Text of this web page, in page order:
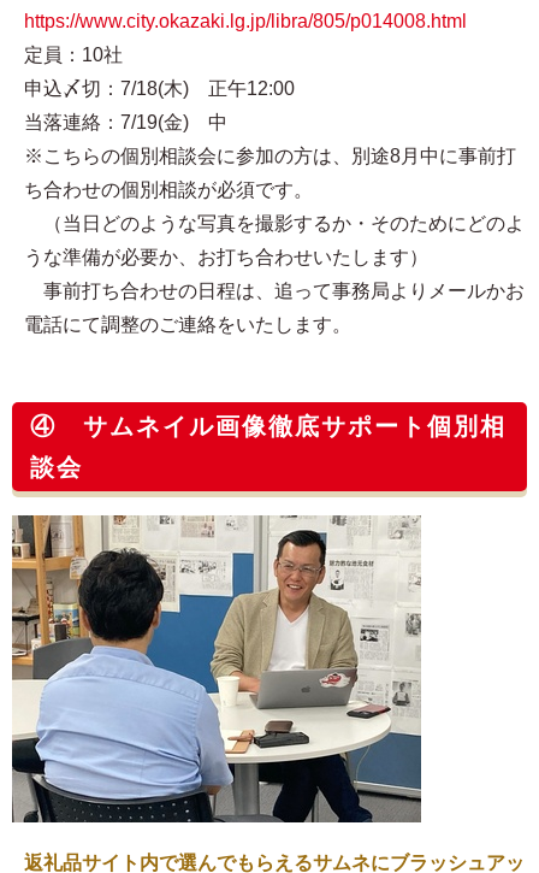
https://www.city.okazaki.lg.jp/libra/805/p014008.html
定員：10社
申込〆切：7/18(木) 正午12:00
当落連絡：7/19(金) 中
※こちらの個別相談会に参加の方は、別途8月中に事前打
ち合わせの個別相談が必須です。
（当日どのような写真を撮影するか・そのためにどのよ
うな準備が必要か、お打ち合わせいたします）
事前打ち合わせの日程は、追って事務局よりメールかお
電話にて調整のご連絡をいたします。
④ サムネイル画像徹底サポート個別相
談会
返礼品サイト内で選んでもらえるサムネにブラッシュアッ